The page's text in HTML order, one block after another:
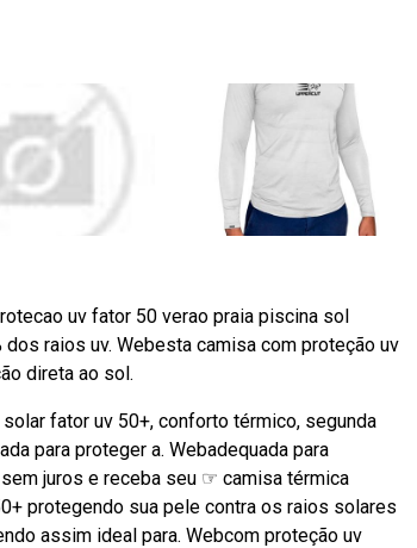
uv fator 50 verao praia piscina sol
raios uv. Webesta camisa com proteção uv
direta ao sol.
fator uv 50+, conforto térmico, segunda
para proteger a. Webadequada para
juros e receba seu ☞ camisa térmica
protegendo sua pele contra os raios solares
assim ideal para. Webcom proteção uv